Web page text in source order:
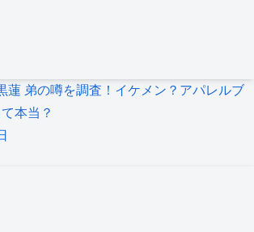
蓮 弟の噂を調査！イケメン？アパレルブ
本当？